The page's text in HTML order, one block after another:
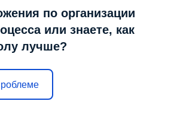
по организации
или знаете, как
лучше?